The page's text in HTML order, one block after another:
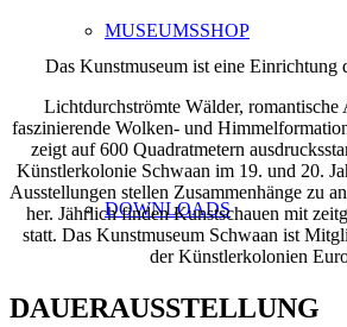
MUSEUMSSHOP
DOWNLOADS
Das Kunstmuseum ist eine Einrichtung
Lichtdurchströmte Wälder, romantische
faszinierende Wolken- und
zeigt auf 600 Quadratmetern
Künstlerkolonie Schwaan im 19. und 20.
Ausstellungen stellen Zusammenhänge zu
her. Jährlich finden Kunstschauen mit
statt. Das Kunstmuseum Schwaan ist
der Künstlerkolonien
DAUERAUSSTELLUNG